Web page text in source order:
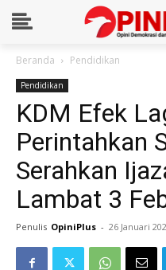
Beranda Pendidikan
Pendidikan
KDM Efek
Perintahkan
Serahkan
Lambat 3
Penulis OpiniPlus - 26 Januari